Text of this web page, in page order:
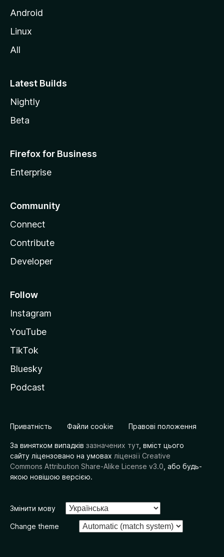
Android
Linux
All
Latest Builds
Nightly
Beta
Firefox for Business
Enterprise
Community
Connect
Contribute
Developer
Follow
Instagram
YouTube
TikTok
Bluesky
Podcast
Приватність Файли cookie Правові положення
За винятком випадків зазначених тут , вміст цього
сайту ліцензовано на умовах ліцензії Creative
Commons Attribution Share-Alike License v3.0 , або будь-
якою новішою версією.
Змінити мову
Change theme